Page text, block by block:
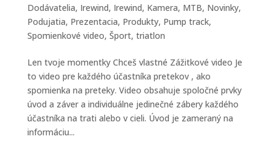
Dodávatelia, Irewind, Irewind, Kamera, MTB, Novinky,
Podujatia, Prezentacia, Produkty, Pump track,
Spomienkové video, Šport, triatlon
Len tvoje momentky Chceš vlastné Zážitkové video Je
to video pre každého účastníka pretekov , ako
spomienka na preteky. Video obsahuje spoločné prvky
úvod a záver a individuálne jedinečné zábery každého
účastníka na trati alebo v cieli. Úvod je zameraný na
informáciu...